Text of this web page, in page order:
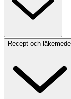
Recept och läkemedel